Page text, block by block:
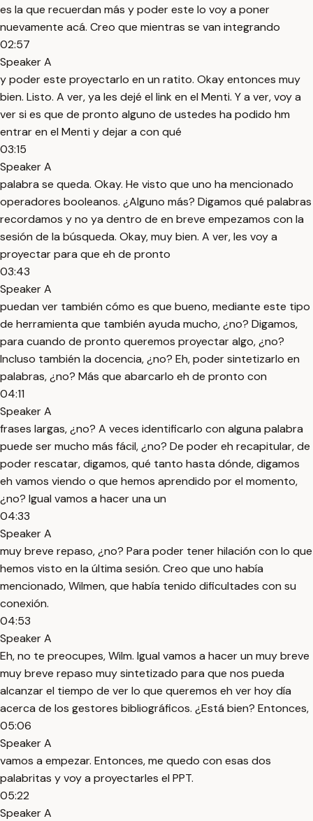
es la que recuerdan más y poder este lo voy a poner
nuevamente acá. Creo que mientras se van integrando
02:57
Speaker A
y poder este proyectarlo en un ratito. Okay entonces muy
bien. Listo. A ver, ya les dejé el link en el Menti. Y a ver, voy a
ver si es que de pronto alguno de ustedes ha podido hm
entrar en el Menti y dejar a con qué
03:15
Speaker A
palabra se queda. Okay. He visto que uno ha mencionado
operadores booleanos. ¿Alguno más? Digamos qué palabras
recordamos y no ya dentro de en breve empezamos con la
sesión de la búsqueda. Okay, muy bien. A ver, les voy a
proyectar para que eh de pronto
03:43
Speaker A
puedan ver también cómo es que bueno, mediante este tipo
de herramienta que también ayuda mucho, ¿no? Digamos,
para cuando de pronto queremos proyectar algo, ¿no?
Incluso también la docencia, ¿no? Eh, poder sintetizarlo en
palabras, ¿no? Más que abarcarlo eh de pronto con
04:11
Speaker A
frases largas, ¿no? A veces identificarlo con alguna palabra
puede ser mucho más fácil, ¿no? De poder eh recapitular, de
poder rescatar, digamos, qué tanto hasta dónde, digamos
eh vamos viendo o que hemos aprendido por el momento,
¿no? Igual vamos a hacer una un
04:33
Speaker A
muy breve repaso, ¿no? Para poder tener hilación con lo que
hemos visto en la última sesión. Creo que uno había
mencionado, Wilmen, que había tenido dificultades con su
conexión.
04:53
Speaker A
Eh, no te preocupes, Wilm. Igual vamos a hacer un muy breve
muy breve repaso muy sintetizado para que nos pueda
alcanzar el tiempo de ver lo que queremos eh ver hoy día
acerca de los gestores bibliográficos. ¿Está bien? Entonces,
05:06
Speaker A
vamos a empezar. Entonces, me quedo con esas dos
palabritas y voy a proyectarles el PPT.
05:22
Speaker A